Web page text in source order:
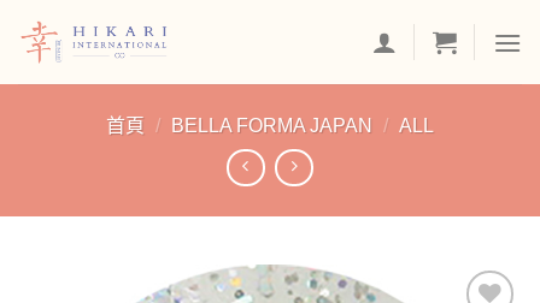
首頁 / BELLA FORMA JAPAN / ALL